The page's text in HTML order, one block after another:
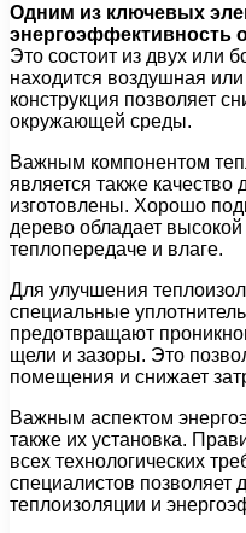
Одним из ключевых
энергоэффективность
Это состоит из двух или
находится воздушная
конструкция позволяет
окружающей среды.
Важным компонентом
является также качество
изготовлены. Хорошо
дерево обладает
теплопередаче и влаге.
Для улучшения
специальные
предотвращают
щели и зазоры. Это
помещения и снижает
Важным аспектом
также их установка.
всех технологических
специалистов позволяет
теплоизоляции и